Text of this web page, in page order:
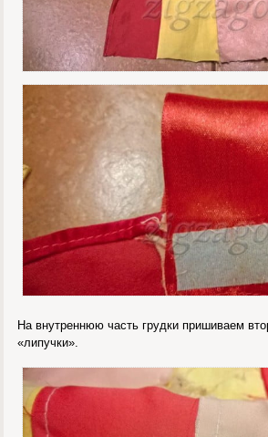
На внутреннюю часть грудки пришиваем
«липучки».